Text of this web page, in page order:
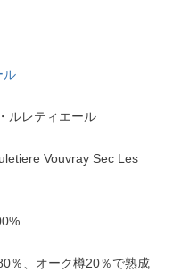
ル
ルレティエール
Vouvray Sec Les
％、オーク樽20％で熟成